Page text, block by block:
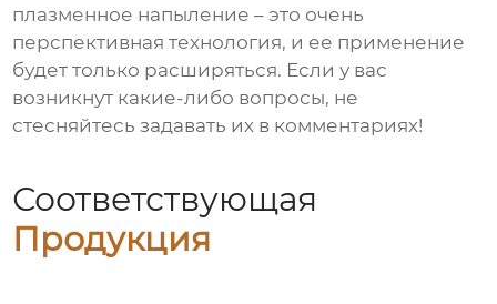
плазменное напыление – это очень
перспективная технология, и ее применение
будет только расширяться. Если у вас
возникнут какие-либо вопросы, не
стесняйтесь задавать их в комментариях!
Соответствующая
Продукция